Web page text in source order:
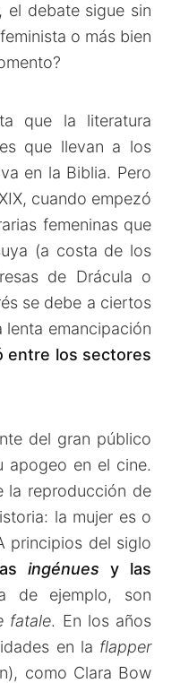
el debate sigue sin
o más bien
que la literatura
que llevan a los
en la Biblia. Pero
cuando empezó
femeninas que
(a costa de los
de Drácula o
se debe a ciertos
lenta emancipación
entre los sectores
del gran público
apogeo en el cine.
la reproducción de
la mujer es o
principios del siglo
ingénues y las
de ejemplo, son
fatale. En los años
en la flapper
como Clara Bow